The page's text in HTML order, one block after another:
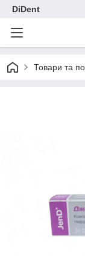
DiDent
Товари та